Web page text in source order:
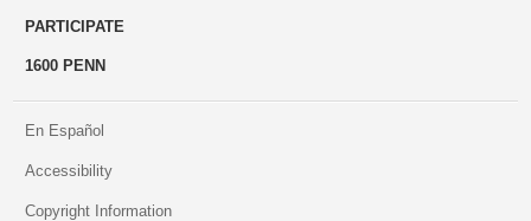
PARTICIPATE
1600 PENN
En Español
Accessibility
Copyright Information